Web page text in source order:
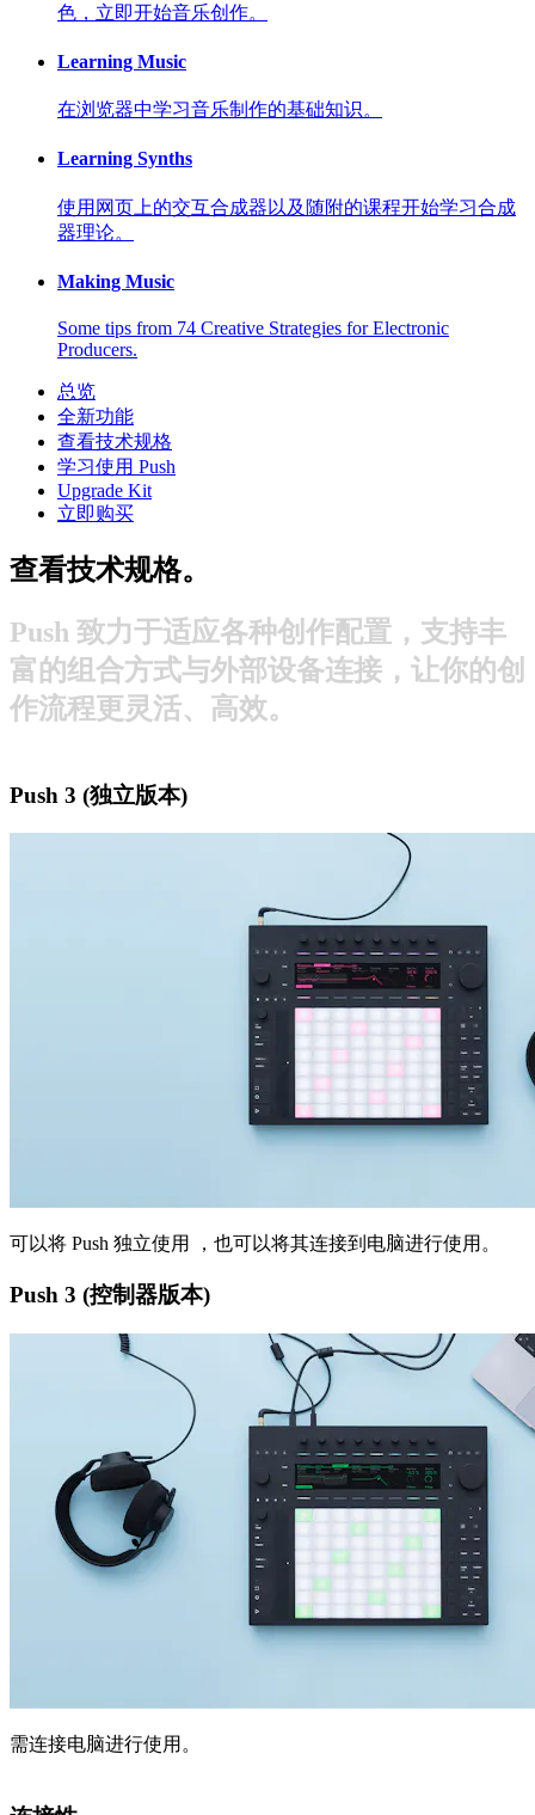
色，立即开始音乐创作。
Learning Music
在浏览器中学习音乐制作的基础知识。
Learning Synths
使用网页上的交互合成器以及随附的课程开始学习合成
器理论。
Making Music
Some tips from 74 Creative Strategies for Electronic
Producers.
总览
全新功能
查看技术规格
学习使用 Push
Upgrade Kit
立即购买
查看技术规格。
Push 致力于适应各种创作配置，支持丰
富的组合方式与外部设备连接，让你的创
作流程更灵活、高效。
Push 3 (独立版本)
可以将 Push 独立使用 ，也可以将其连接到电脑进行使用。
Push 3 (控制器版本)
需连接电脑进行使用。